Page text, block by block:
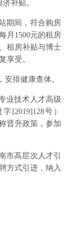
补贴。
期间，符合购房
月1500元的租房
租房补贴与博士
享受。
排健康查体。
业技术人才高级
[2019]128号）
晋升政策，参加
市高层次人才引
方式引进，纳入